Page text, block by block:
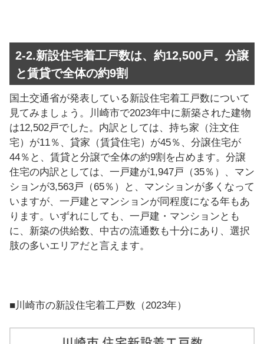
2-2.新設住宅着工戸数は、約12,500戸。分譲
と賃貸で全体の約9割
国土交通省が発表している新設住宅着工戸数について
見てみましょう。川崎市で2023年中に新築された建物
は12,502戸でした。内訳としては、持ち家（注文住
宅）が11％、貸家（賃貸住宅）が45％、分譲住宅が
44％と、賃貸と分譲で全体の約9割を占めます。分譲
住宅の内訳としては、一戸建が1,947戸（35％）、マン
ションが3,563戸（65％）と、マンションが多くなって
いますが、一戸建とマンションが同程度になる年もあ
ります。いずれにしても、一戸建・マンションとも
に、新築の供給数、中古の流通数も十分にあり、選択
肢の多いエリアだと言えます。
■川崎市の新設住宅着工戸数（2023年）